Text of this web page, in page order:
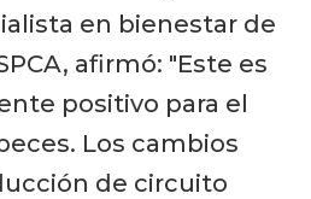
en bienestar de
afirmó: "Este es
positivo para el
Los cambios
de circuito